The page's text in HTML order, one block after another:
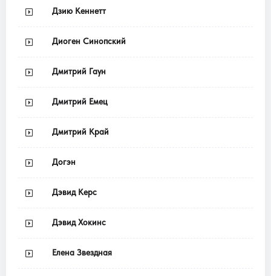
Дзию Кеннетт
Диоген Синопский
Дмитрий Гаун
Дмитрий Емец
Дмитрий Край
Догэн
Дэвид Керс
Дэвид Хокинс
Елена Звездная